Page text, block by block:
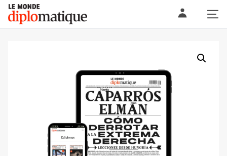
Skip
content
Le monde diplomatique